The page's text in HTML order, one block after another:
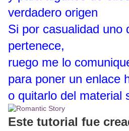
verdadero origen
Si por casualidad uno
pertenece,
ruego me lo
para poner un enlace
o quitarlo del material
Este tutorial fue